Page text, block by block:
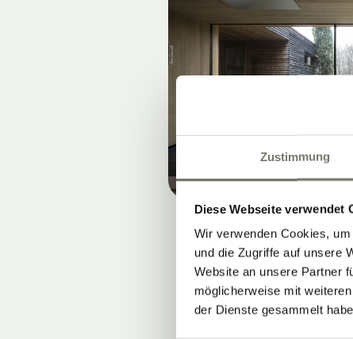
Zustimmung
Diese Webseite verwendet
Wir verwenden Cookies,
und die Zugriffe auf unsere
Website an unsere Partner
möglicherweise mit
der Dienste gesammelt